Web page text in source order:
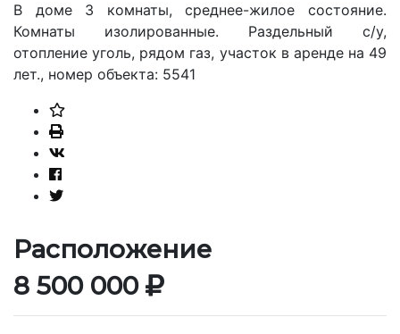
В доме 3 комнаты, среднее-жилое состояние.
Комнаты изолированные. Раздельный с/у,
отопление уголь, рядом газ, участок в аренде на 49
лет., номер объекта: 5541
Расположение
8 500 000